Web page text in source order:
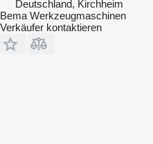
Deutschland, Kirchheim
Bema Werkzeugmaschinen
Verkäufer kontaktieren